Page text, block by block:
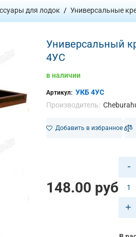
для лодок Универсальные
Универсальный
4УС
в наличии
Артикул: УКБ 4УС
Производитель:
Добавить в избранное
148.00 руб
-
+